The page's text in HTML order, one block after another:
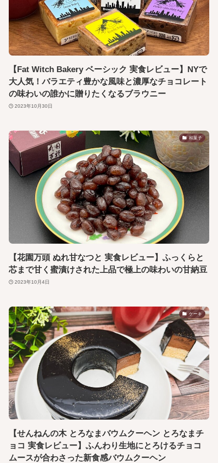
【Fat Witch Bakery ベーシック 実食レビュー】NYで
大人気！バラエティ豊かな風味と濃厚なチョコレート
の味わいの誰かに贈りたくなるブラウニー
2023年10月30日
和菓子
【花園万頭 ぬれ甘なつと 実食レビュー】ふっくらと
芯まで甘く蜜漬けされた上品で極上の味わいの甘納豆
2023年10月4日
ケーキ
【せんねんの木 とろなまバウムクーヘン とろなまチ
ョコ 実食レビュー】ふんわり生地にとろけるチョコ
ムースが合わさった新食感バウムクーヘン